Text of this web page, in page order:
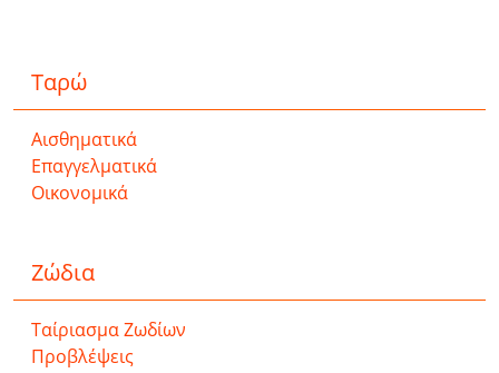
Ταρώ
Αισθηματικά
Επαγγελματικά
Οικονομικά
Ζώδια
Ταίριασμα Ζωδίων
Προβλέψεις